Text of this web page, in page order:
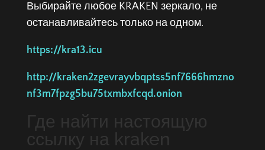
Выбирайте любое KRAKEN зеркало, не
останавливайтесь только на одном.
https://kra13.icu
http://kraken2zgevrayvbqptss5nf7666hmzno
nf3m7fpzg5bu75txmbxfcqd.onion
Где найти настоящую
ссылку на kraken